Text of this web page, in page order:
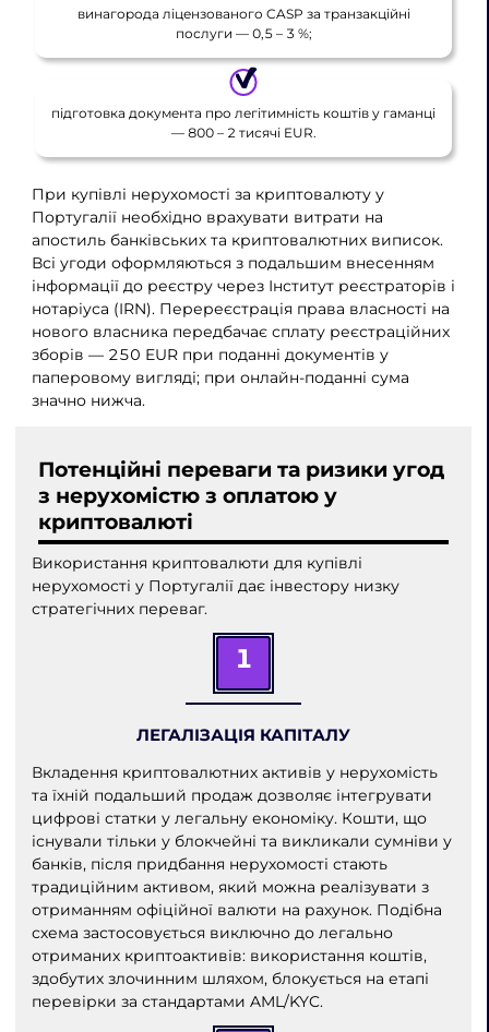
винагорода ліцензованого CASP за транзакційні
послуги — 0,5 – 3 %;
підготовка документа про легітимність коштів у гаманці
— 800 – 2 тисячі EUR.
При купівлі нерухомості за криптовалюту у
Португалії необхідно врахувати витрати на
апостиль банківських та криптовалютних виписок.
Всі угоди оформляються з подальшим внесенням
інформації до реєстру через Інститут реєстраторів і
нотаріуса (IRN). Перереєстрація права власності на
нового власника передбачає сплату реєстраційних
зборів — 250 EUR при поданні документів у
паперовому вигляді; при онлайн-поданні сума
значно нижча.
Потенційні переваги та ризики угод
з нерухомістю з оплатою у
криптовалюті
Використання криптовалюти для купівлі
нерухомості у Португалії дає інвестору низку
стратегічних переваг.
1
ЛЕГАЛІЗАЦІЯ КАПІТАЛУ
Вкладення криптовалютних активів у нерухомість
та їхній подальший продаж дозволяє інтегрувати
цифрові статки у легальну економіку. Кошти, що
існували тільки у блокчейні та викликали сумніви у
банків, після придбання нерухомості стають
традиційним активом, який можна реалізувати з
отриманням офіційної валюти на рахунок. Подібна
схема застосовується виключно до легально
отриманих криптоактивів: використання коштів,
здобутих злочинним шляхом, блокується на етапі
перевірки за стандартами AML/KYC.